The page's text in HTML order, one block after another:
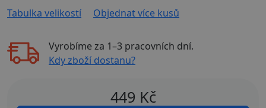
Tabulka velikostí Objednat více kusů
Vyrobíme za 1–3 pracovních dní.
Kdy zboží dostanu?
449 Kč